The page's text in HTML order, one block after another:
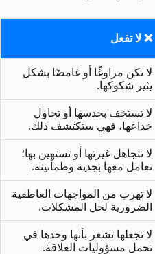
❌ لا تفعل
لا تكن مراوغًا أو غامضًا بشكل
يثير شكوكها.
لا تستخف بحدسها أو تحاول
خداعها، فهي ستكتشف ذلك.
لا تتجاهل غيرتها أو تستهين بها؛
تعامل معها بجدية وطمأنينة.
لا تهرب من المواجهات العاطفية
الضرورية لحل المشكلات.
لا تجعلها تشعر بأنها وحدها في
تحمل مسؤوليات العلاقة.